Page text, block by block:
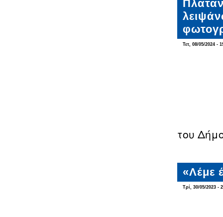
Τετ, 08/05/2024 -
του
«Λέμε
Τρί, 30/05/2023 -